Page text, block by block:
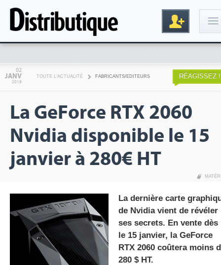
02
JANV
2019
TOUTE L'ACTUALITÉ FABRICANTS/EDITEURS RÉAGISSEZ !
La GeForce RTX 2060
Nvidia disponible le 15
janvier à 280€ HT
La dernière carte
de Nvidia vient de révéler
ses secrets. En vente dès
le 15 janvier, la GeForce
RTX 2060 coûtera moins
280 $ HT.